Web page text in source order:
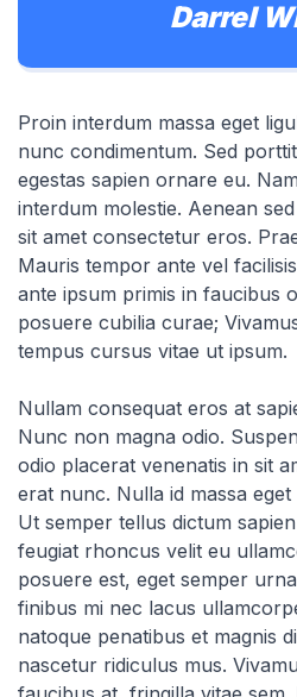
Darrel
Proin interdum massa eget
nunc condimentum. Sed
egestas sapien ornare eu.
interdum molestie. Aenean
sit amet consectetur eros.
Mauris tempor ante vel
ante ipsum primis in faucibus
posuere cubilia curae;
tempus cursus vitae ut ipsum.
Nullam consequat eros at
Nunc non magna odio.
odio placerat venenatis in sit
erat nunc. Nulla id massa
Ut semper tellus dictum
feugiat rhoncus velit eu
posuere est, eget semper
finibus mi nec lacus
natoque penatibus et magnis
nascetur ridiculus mus.